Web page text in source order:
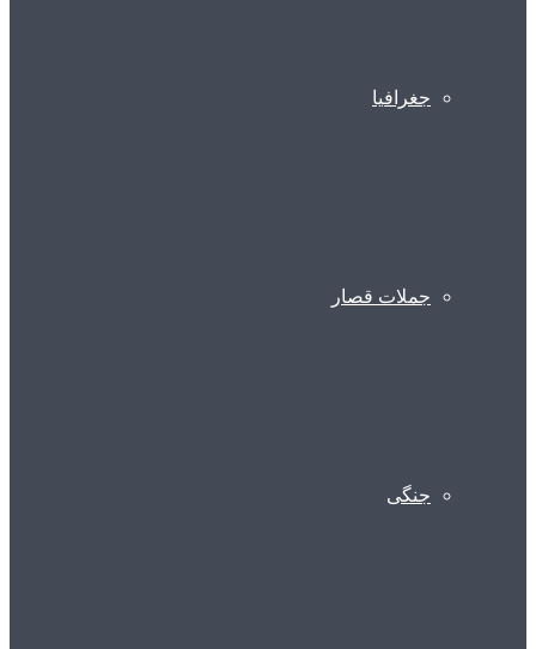
جغرافیا
جملات قصار
جنگی